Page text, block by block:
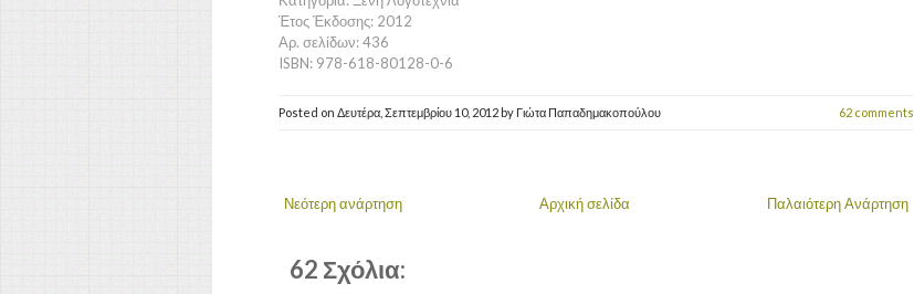
Έτος Έκδοσης: 2012
Αρ. σελίδων: 436
ISBN: 978-618-80128-0-6
Posted on Δευτέρα, Σεπτεμβρίου 10, 2012 by Γιώτα Παπαδημακοπούλου 62 comments
Νεότερη ανάρτηση Παλαιότερη Ανάρτηση
Αρχική σελίδα
62 Σχόλια: